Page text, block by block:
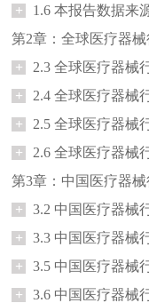
+
1.6 本报告数据来
第2章：全球医疗器
+
2.3 全球医疗器械
+
2.4 全球医疗器械
+
2.5 全球医疗器械
+
2.6 全球医疗器械
第3章：中国医疗器
+
3.2 中国医疗器械
+
3.3 中国医疗器械
+
3.5 中国医疗器械
+
3.6 中国医疗器械